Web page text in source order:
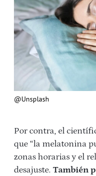
@Unsplash
Por contra, el
que “la melatonina
zonas horarias y el
desajuste. También